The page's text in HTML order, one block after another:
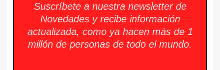
Suscríbete a nuestra newsletter de
Novedades y recibe información
actualizada, como ya hacen más de 1
millón de personas de todo el mundo.